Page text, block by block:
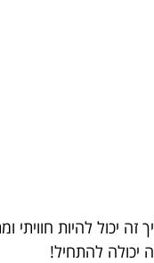
להיות חוויתי
יכולה להתחיל!